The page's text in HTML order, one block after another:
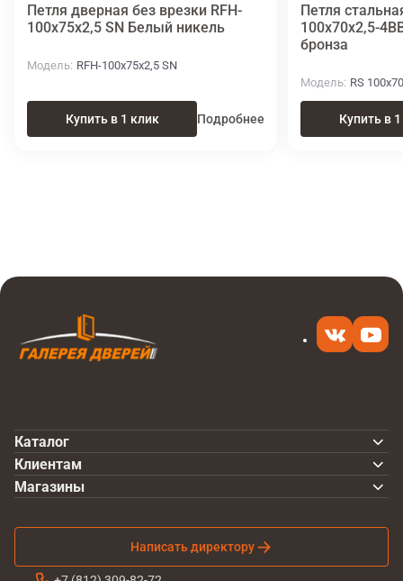
Петля дверная без врезки RFH-
100x75x2,5 SN Белый никель
Модель RFH-100x75x2,5 SN
Купить в 1 клик Подробнее
Петля
100x70x2,5-
бронза
Модель RS
Купить в
Каталог
Клиентам
Написать директору
Магазины